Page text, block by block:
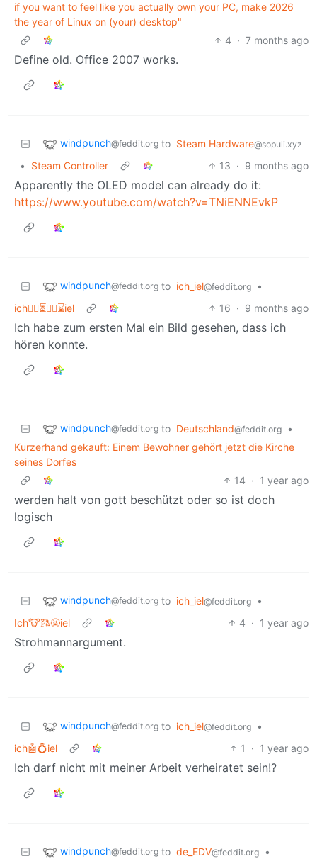
if you want to feel like you actually own your PC, make 2026
the year of Linux on (your) desktop"
4 · 7 months ago
Define old. Office 2007 works.
windpunch@feddit.org to Steam Hardware@sopuli.xyz
• Steam Controller 13 · 9 months ago
Apparently the OLED model can already do it:
https://www.youtube.com/watch?v=TNiENNEvkP
windpunch@feddit.org to ich_iel@feddit.org
•
ich👍🏻⏳👎🏻⌛iel
16 · 9 months ago
Ich habe zum ersten Mal ein Bild gesehen, dass ich
hören konnte.
windpunch@feddit.org to Deutschland@feddit.org
•
Kurzerhand gekauft: Einem Bewohner gehört jetzt die Kirche
seines Dorfes
14 · 1 year ago
werden halt von gott beschützt oder so ist doch
logisch
windpunch@feddit.org to ich_iel@feddit.org
•
Ich🐮🥻🤬iel
4 · 1 year ago
Strohmannargument.
windpunch@feddit.org to ich_iel@feddit.org
•
ich🤖💍iel
1 · 1 year ago
Ich darf nicht mit meiner Arbeit verheiratet sein!?
windpunch@feddit.org to de_EDV@feddit.org •